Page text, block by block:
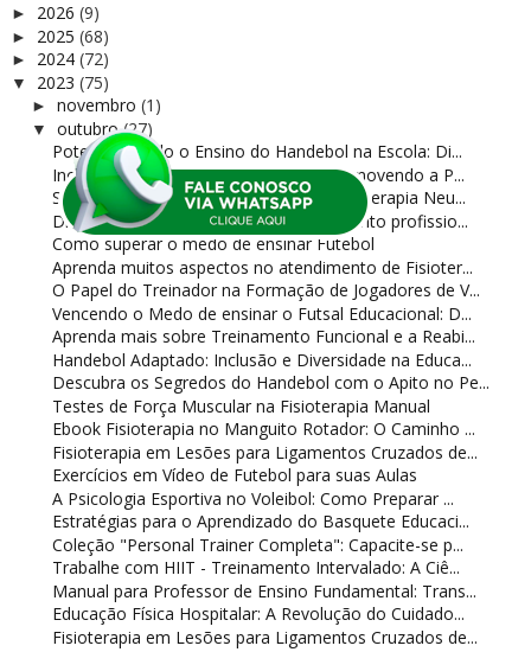
► 2026 (9)
► 2025 (68)
► 2024 (72)
▼ 2023 (75)
► novembro (1)
▼ outubro(27)
Potencializando o Ensino do Handebol na Escola: Di...
Inclusão e Diversidade no Voleibol: Promovendo a P...
Saiba tudo sobre atendimento para Fisioterapia Neu...
Discuta oportunidades de desenvolvimento profissio...
Como superar o medo de ensinar Futebol
Aprenda muitos aspectos no atendimento de Fisioter...
O Papel do Treinador na Formação de Jogadores de V...
Vencendo o Medo de ensinar o Futsal Educacional: D...
Aprenda mais sobre Treinamento Funcional e a Reabi...
Handebol Adaptado: Inclusão e Diversidade na Educa...
Descubra os Segredos do Handebol com o Apito no Pe...
Testes de Força Muscular na Fisioterapia Manual
Ebook Fisioterapia no Manguito Rotador: O Caminho ...
Fisioterapia em Lesões para Ligamentos Cruzados de...
Exercícios em Vídeo de Futebol para suas Aulas
A Psicologia Esportiva no Voleibol: Como Preparar ...
Estratégias para o Aprendizado do Basquete Educaci...
Coleção "Personal Trainer Completa": Capacite-se p...
Trabalhe com HIIT - Treinamento Intervalado: A Ciê...
Manual para Professor de Ensino Fundamental: Trans...
Educação Física Hospitalar: A Revolução do Cuidado...
Fisioterapia em Lesões para Ligamentos Cruzados de...